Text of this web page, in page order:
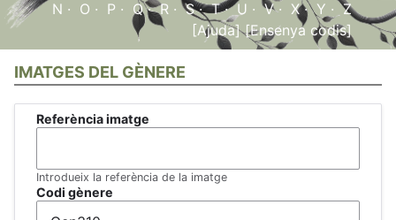
N · O · P · Q·R ·S·T·U ·V· X·Y ·Z
[Ajuda][Ensenya codis]
IMATGES DEL GÈNERE
Referència imatge
Introdueix la referència de la imatge
Codi gènere